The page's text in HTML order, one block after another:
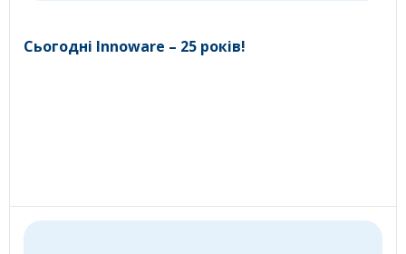
Сьогодні Innoware – 25 років!